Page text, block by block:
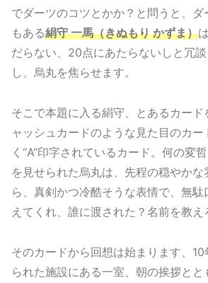
でダーツのコツとかか？と問うと、
もある絹守 一馬（きぬもり かずま）
だらない、20点にあたらないしと冗
し、烏丸を焦らせます。
そこで本題に入る絹守、とあるカード
ャッシュカードのような見た目のカー
く“A”印字されているカード。何の変
を見せられた烏丸は、先程の穏やか
ら、真剣かつ冷酷そうな表情で、無
えてくれ、誰に渡された？名前を教え
そのカードから回想は始まります、
られた施設にある一室、朝の挨拶と